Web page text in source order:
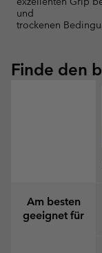
und
trockenen
Finde den
Am besten
geeignet für